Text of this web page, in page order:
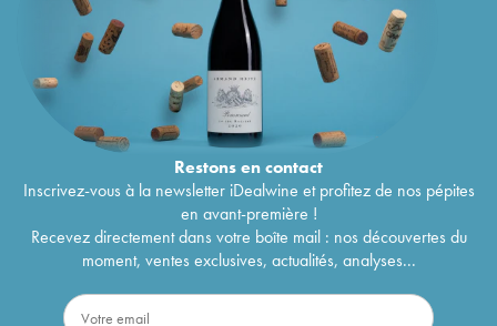
Restons encontact
Inscrivez-vous à la newsletter iDealwine et profitez de nos pépites
en avant-première !
Recevez directement dans votre boîte mail : nos découvertes du
moment, ventes exclusives, actualités, analyses...